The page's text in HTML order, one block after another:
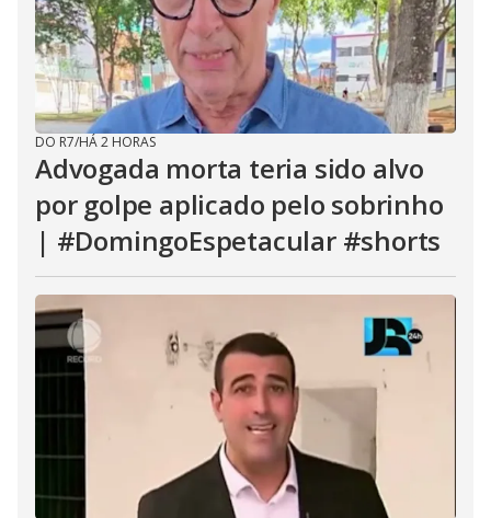
DO R7/HÁ 2 HORAS
Advogada morta teria sido alvo
por golpe aplicado pelo sobrinho
| #DomingoEspetacular #shorts